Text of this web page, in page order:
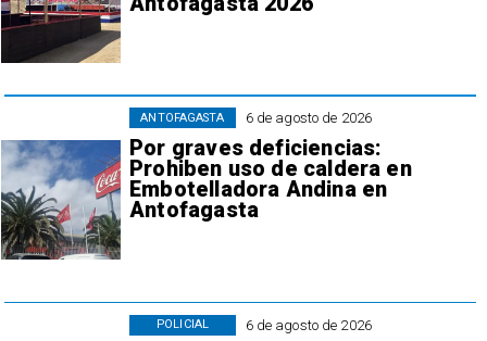
6 de agosto de 2026
Por graves deficiencias:
Prohiben uso de caldera en
Embotelladora Andina en
Antofagasta
ANTOFAGASTA
6 de agosto de 2026
POLICIAL